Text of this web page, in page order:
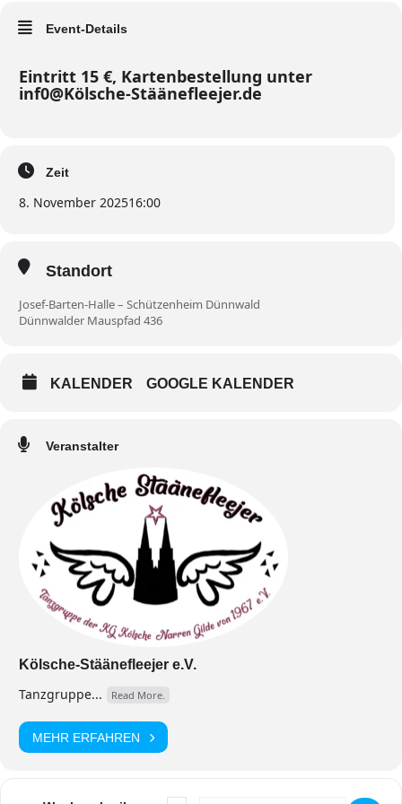
Event-Details
Eintritt 15 €, Kartenbestellung unter
inf0@Kölsche-Stäänefleejer.de
Zeit
8. November 202516:00
Standort
Josef-Barten-Halle – Schützenheim Dünnwald
Dünnwalder Mauspfad 436
KALENDER GOOGLE KALENDER
Veranstalter
Kölsche-Stäänefleejer e.V.
Tanzgruppe... Read More.
MEHR ERFAHREN